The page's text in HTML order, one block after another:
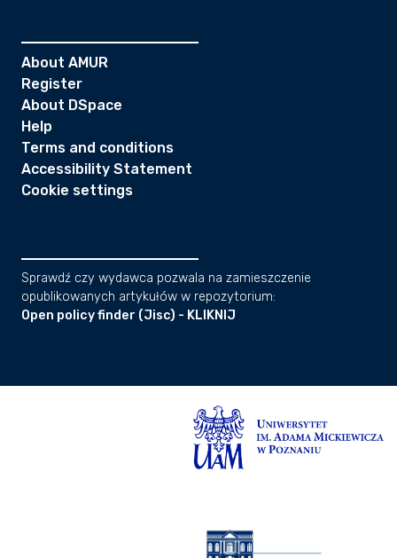
About AMUR
Register
About DSpace
Help
Terms and conditions
Accessibility Statement
Cookie settings
Sprawdź czy wydawca pozwala na zamieszczenie
opublikowanych artykułów w repozytorium:
Open policy finder (Jisc) - KLIKNIJ